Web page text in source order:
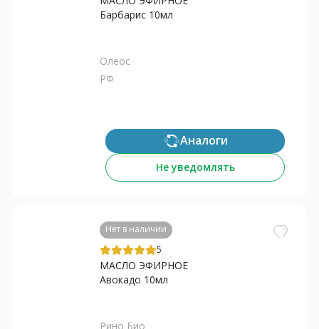
Барбарис 10мл
Олеос
РФ
Аналоги
Не уведомлять
Нет в наличии
5
МАСЛО ЭФИРНОЕ
Авокадо 10мл
Рино Био